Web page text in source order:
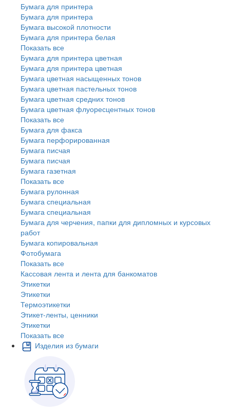
Бумага для принтера
Бумага для принтера
Бумага высокой плотности
Бумага для принтера белая
Показать все
Бумага для принтера цветная
Бумага для принтера цветная
Бумага цветная насыщенных тонов
Бумага цветная пастельных тонов
Бумага цветная средних тонов
Бумага цветная флуоресцентных тонов
Показать все
Бумага для факса
Бумага перфорированная
Бумага писчая
Бумага писчая
Бумага газетная
Показать все
Бумага рулонная
Бумага специальная
Бумага специальная
Бумага для черчения, папки для дипломных и курсовых
работ
Бумага копировальная
Фотобумага
Показать все
Кассовая лента и лента для банкоматов
Этикетки
Этикетки
Термоэтикетки
Этикет-ленты, ценники
Этикетки
Показать все
Изделия из бумаги